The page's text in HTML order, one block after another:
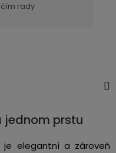
rady
jednom prstu
je elegantní a zároveň